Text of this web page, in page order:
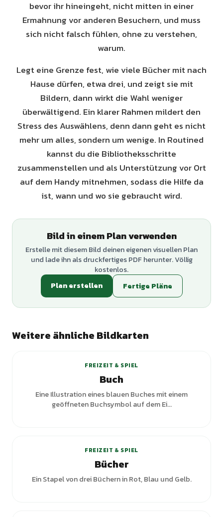
bevor ihr hineingeht, nicht mitten in einer
Ermahnung vor anderen Besuchern, und muss
sich nicht falsch fühlen, ohne zu verstehen,
warum.
Legt eine Grenze fest, wie viele Bücher mit nach
Hause dürfen, etwa drei, und zeigt sie mit
Bildern, dann wirkt die Wahl weniger
überwältigend. Ein klarer Rahmen mildert den
Stress des Auswählens, denn dann geht es nicht
mehr um alles, sondern um wenige. In Routined
kannst du die Bibliotheksschritte
zusammenstellen und als Unterstützung vor Ort
auf dem Handy mitnehmen, sodass die Hilfe da
ist, wann und wo sie gebraucht wird.
Bild in einem Plan verwenden
Erstelle mit diesem Bild deinen eigenen visuellen Plan
und lade ihn als druckfertiges PDF herunter. Völlig
kostenlos.
Plan erstellen
Fertige Pläne
Weitere ähnliche Bildkarten
FREIZEIT & SPIEL
Buch
Eine Illustration eines blauen Buches mit einem
geöffneten Buchsymbol auf dem Ei...
FREIZEIT & SPIEL
Bücher
Ein Stapel von drei Büchern in Rot, Blau und Gelb.